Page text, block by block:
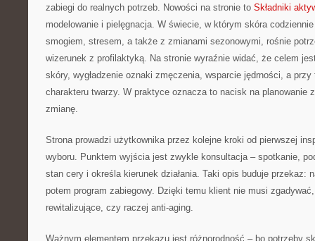
zabiegi do realnych potrzeb. Nowości na stronie to Składniki
modelowanie i pielęgnacja. W świecie, w którym skóra
smogiem, stresem, a także z zmianami sezonowymi, rośnie
wizerunek z profilaktyką. Na stronie wyraźnie widać, że celem
skóry, wygładzenie oznaki zmęczenia, wsparcie jędrności, a
charakteru twarzy. W praktyce oznacza to nacisk na planowanie
zmianę.
Strona prowadzi użytkownika przez kolejne kroki od pierwszej
wyboru. Punktem wyjścia jest zwykle konsultacja – spotkanie,
stan cery i określa kierunek działania. Taki opis buduje przekaz:
potem program zabiegowy. Dzięki temu klient nie musi
rewitalizujące, czy raczej anti-aging.
Ważnym elementem przekazu jest różnorodność – bo potrzeby